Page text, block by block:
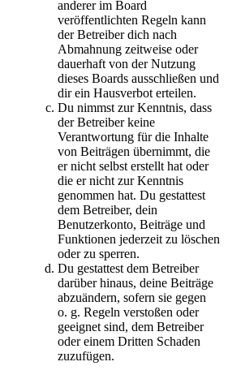
anderer im Board
veröffentlichten Regeln kann
der Betreiber dich nach
Abmahnung zeitweise oder
dauerhaft von der Nutzung
dieses Boards ausschließen und
dir ein Hausverbot erteilen.
Du nimmst zur Kenntnis, dass
der Betreiber keine
Verantwortung für die Inhalte
von Beiträgen übernimmt, die
er nicht selbst erstellt hat oder
die er nicht zur Kenntnis
genommen hat. Du gestattest
dem Betreiber, dein
Benutzerkonto, Beiträge und
Funktionen jederzeit zu löschen
oder zu sperren.
Du gestattest dem Betreiber
darüber hinaus, deine Beiträge
abzuändern, sofern sie gegen
o. g. Regeln verstoßen oder
geeignet sind, dem Betreiber
oder einem Dritten Schaden
zuzufügen.